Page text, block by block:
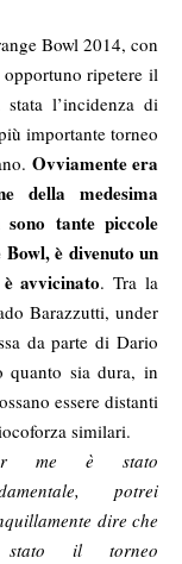
Bowl 2014, con
opportuno ripetere il
l’incidenza di
importante torneo
Ovviamente era
della medesima
tante piccole
è divenuto un
avvicinato. Tra la
Barazzutti, under
da parte di Dario
quanto sia dura, in
essere distanti
similari.
me è stato
potrei
dire che
il torneo